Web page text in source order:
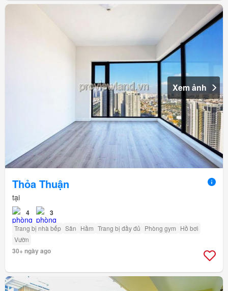
Xem ảnh
Thỏa Thuận
tại
4 3
Trang bị nhà bếp Sân Hầm Trang bị đầy đủ Phòng gym Hồ bơi
Vườn
30+ ngày ago